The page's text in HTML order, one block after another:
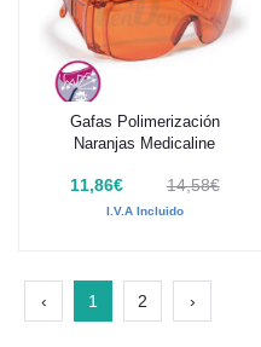
Añadir al carrito
Gafas Polimerización
Naranjas Medicaline
11,86€ 14,58€
I.V.A Incluido
‹ 1 2 ›